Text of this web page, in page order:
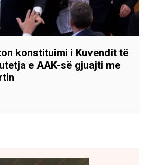
konstituimi i Kuvendit të
e AAK-së gjuajti me